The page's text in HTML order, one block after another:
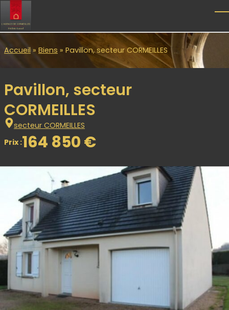
Skip to main content
Accueil » Biens » Pavillon, secteur CORMEILLES
Pavillon, secteur
CORMEILLES
secteur CORMEILLES
Prix :164 850 €